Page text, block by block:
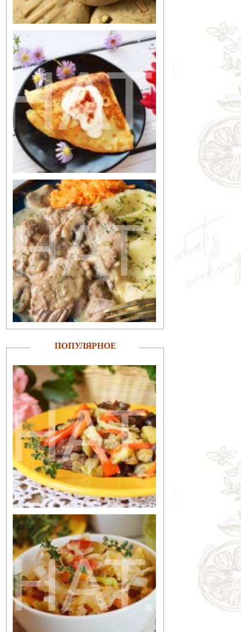
ПОПУЛЯРНОЕ